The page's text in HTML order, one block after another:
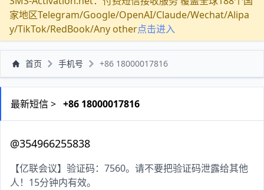
家地区Telegram/Google/OpenAI/Claude/Wechat/Alipa
y/TikTok/RedBook/Any other点击进入
首页 手机号 +86 18000017816
最新短信 > +86 18000017816
@354966255838
【亿联会议】验证码：7560。请不要把验证码泄露给其他
人！15分钟内有效。